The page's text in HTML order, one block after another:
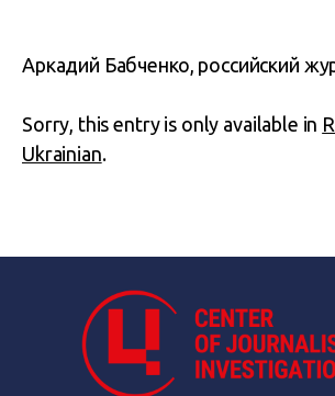
Аркадий Бабченко, российский
Sorry, this entry is only available in
Ukrainian.